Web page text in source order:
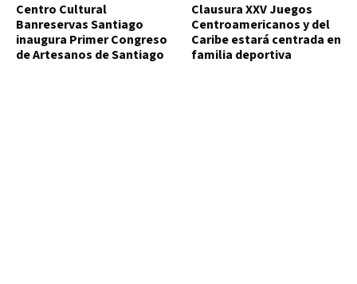
Centro Cultural
Banreservas Santiago
inaugura Primer Congreso
de Artesanos de Santiago
Clausura XXV Juegos
Centroamericanos y del
Caribe estará centrada en
familia deportiva